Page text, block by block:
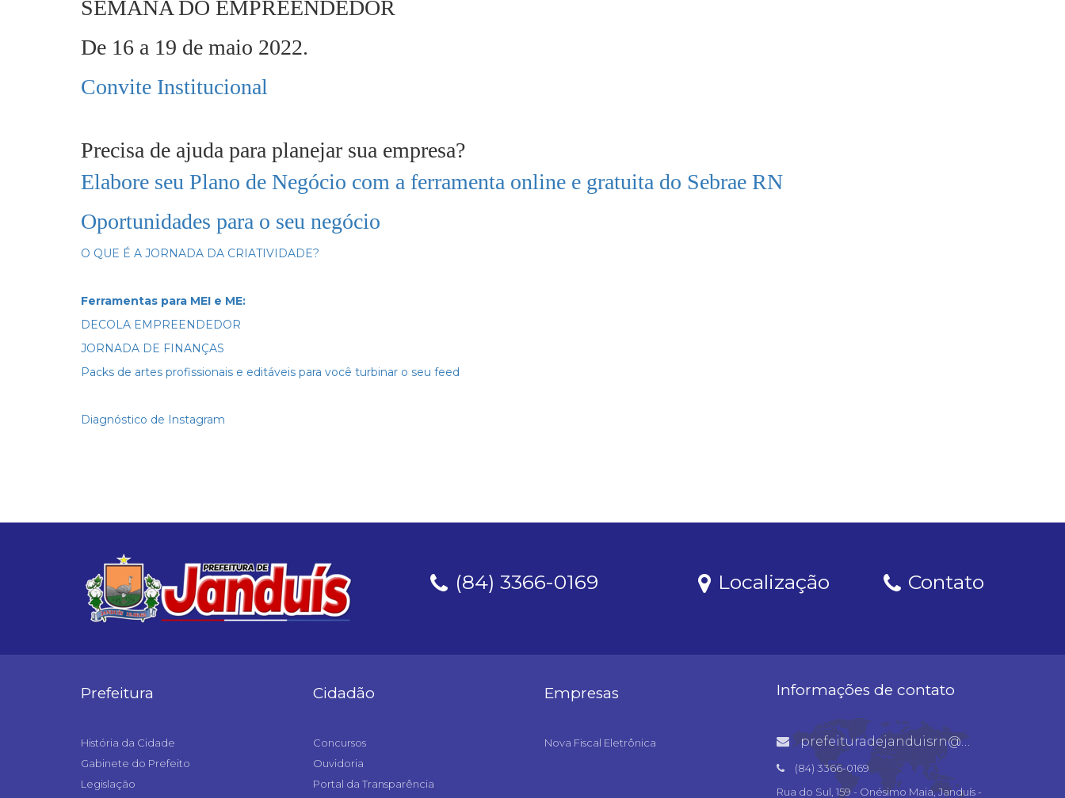
SEMANA DO EMPREENDEDOR
De 16 a 19 de maio 2022.
Convite Institucional
Precisa de ajuda para planejar sua empresa?
Elabore seu Plano de Negócio com a ferramenta online e gratuita do Sebrae RN
Oportunidades para o seu negócio
O QUE É A JORNADA DA CRIATIVIDADE?
Ferramentas para MEI e ME:
DECOLA EMPREENDEDOR
JORNADA DE FINANÇAS
Packs de artes profissionais e editáveis para você turbinar o seu feed
Diagnóstico de Instagram
(84) 3366-0169 Localização Contato
Prefeitura
História da Cidade
Gabinete do Prefeito
Legislação
Cidadão
Concursos
Ouvidoria
Portal da Transparência
Empresas
Nova Fiscal Eletrônica
Informações de contato
prefeituradejanduisrn@gmail.com
(84) 3366-0169
Rua do Sul, 159 - Onésimo Maia, Janduís -